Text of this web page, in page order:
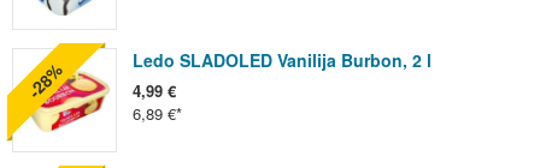
Ledo SLADOLED Vanilija Burbon, 2 l
4,99 €
6,89 €
-28%